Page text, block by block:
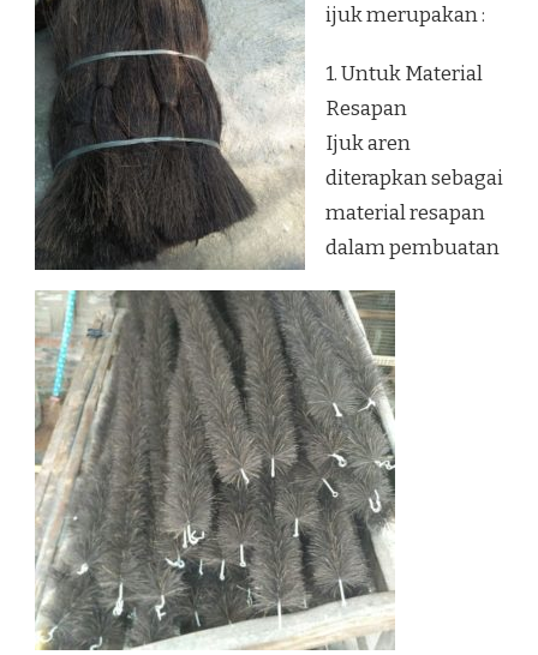
ijuk merupakan :
1. Untuk Material
Resapan
Ijuk aren
diterapkan sebagai
material resapan
dalam pembuatan